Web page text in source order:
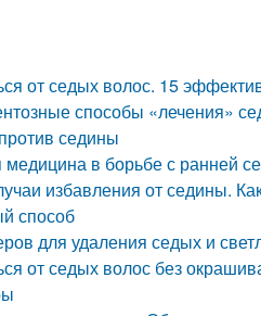
от седых волос. 15
способы «лечения»
седины
в борьбе с ранней
избавления от седины.
способ
для удаления седых и
от седых волос без